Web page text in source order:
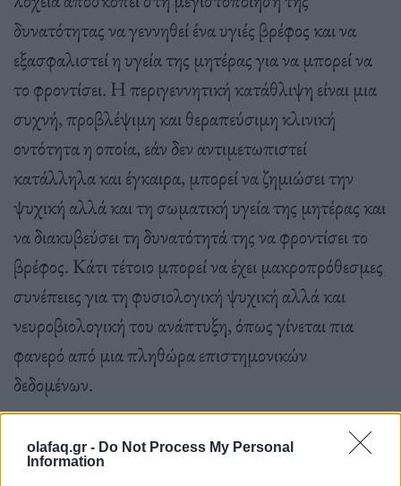
olafaq.gr - Do Not Process My Personal
Information
δυνατότητας να γεννηθεί ένα υγιές βρέφος και να
εξασφαλιστεί η υγεία της μητέρας για να μπορεί να
το φροντίσει. Η περιγεννητική κατάθλιψη είναι μια
συχνή, προβλέψιμη και θεραπεύσιμη κλινική
οντότητα η οποία, εάν δεν αντιμετωπιστεί
κατάλληλα και έγκαιρα, μπορεί να ζημιώσει την
ψυχική αλλά και τη σωματική υγεία της μητέρας και
να διακυβεύσει τη δυνατότητά της να φροντίσει το
βρέφος. Κάτι τέτοιο μπορεί να έχει μακροπρόθεσμες
συνέπειες για τη φυσιολογική ψυχική αλλά και
νευροβιολογική του ανάπτυξη, όπως γίνεται πια
φανερό από μια πληθώρα επιστημονικών
δεδομένων.
Μεγάλο ζήτημα η μετάβαση στην εμμηνόπαυση